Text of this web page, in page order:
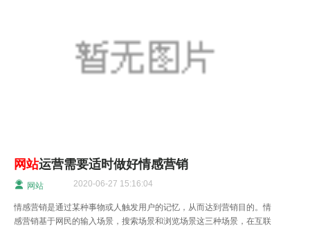
网站运营需要适时做好情感营销
网站 2020-06-27 15:16:04
情感营销是通过某种事物或人触发用户的记忆，从而达到营销目的。情
感营销基于网民的输入场景，搜索场景和浏览场景这三种场景，在互联